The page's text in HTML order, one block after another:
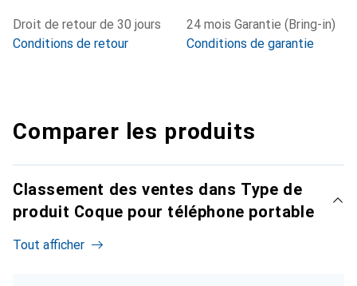
Droit de retour de 30 jours
Conditions de retour
24 mois Garantie (Bring-in)
Conditions de garantie
Comparer les produits
Classement des ventes dans Type de
produit Coque pour téléphone portable
Tout afficher